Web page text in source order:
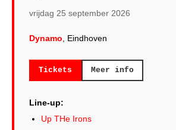
vrijdag 25 september 2026
Dynamo , Eindhoven
Tickets Meer info
Line-up:
Up THe Irons